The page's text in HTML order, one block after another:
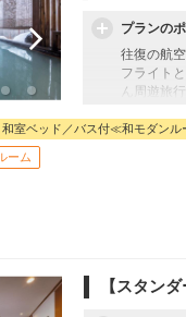
プランの
往復の航
フライト
ん周遊旅
フライト
オプショ
名湯リゾ
です。目
夏はトレ
和室ベッド／バス付≪和モダンル
ーム
【スタン